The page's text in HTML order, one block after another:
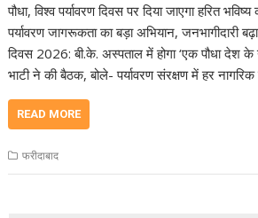
पौधा, विश्व पर्यावरण दिवस पर दिया जाएगा हरित
पर्यावरण जागरूकता का बड़ा अभियान, जनभागीदारी
दिवस 2026: बी.के. अस्पताल में होगा ‘एक पौधा देश
भाटी ने की बैठक, बोले- पर्यावरण संरक्षण में हर
READ MORE
फरीदाबाद